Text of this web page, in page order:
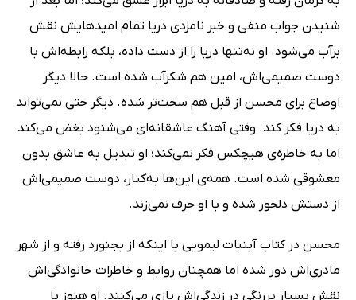
شنیدن جواب منفی و خبر نامزدی دریا تمام امیدهایش نقش
برآب می‌شود. او نه‌تنها دریا را از دست داده، بلکه رابطه‌اش با
دوست صمیمی‌اش، امین هم شکرآب شده است. حالا دیگر
اوضاع برای محسن از قبل هم سخت‌تر شده. دیگر حتی نمی‌تواند
به دریا فکر کند. وقتی آهنگ عاشقانه‌ای می‌شنود بغض می‌کند
اما به خاطره‌ی هیچکس فکر نمی‌کند؛ او تبدیل به عاشق بدون
معشوقی شده است. همه‌ی این‌ها به‌کنار، دوست صمیمی‌اش
از دستش دلخور شده و با او حرف نمی‌زند.
محسن در کتاب آبنبات لیمویی با اینکه از بجنورد رفته و از شهر
مادری‌اش دور شده اما همچنان روابط و خاطرات خانوادگی‌اش
نقش بسیار پررنگی در زندگی‌اش بازی می‌کنند. او هنوز با